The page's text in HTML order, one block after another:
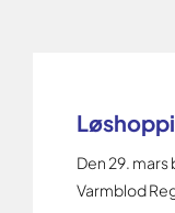
Den 29.
Varmblod